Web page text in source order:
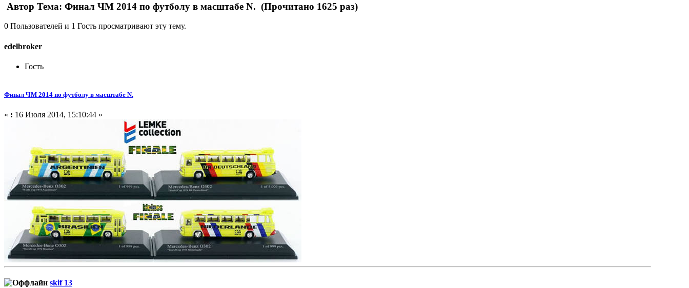
Автор Тема: Финал ЧМ 2014 по футболу в масштабе N. (Прочитано 1625 раз)
0 Пользователей и 1 Гость просматривают эту тему.
edelbroker
Гость
Финал ЧМ 2014 по футболу в масштабе N.
« : 16 Июля 2014, 15:10:44 »
skif 13